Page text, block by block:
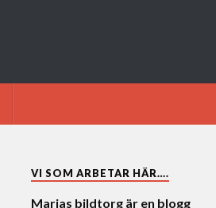
VI SOM ARBETAR HÄR….
Marias bildtorg är en blogg